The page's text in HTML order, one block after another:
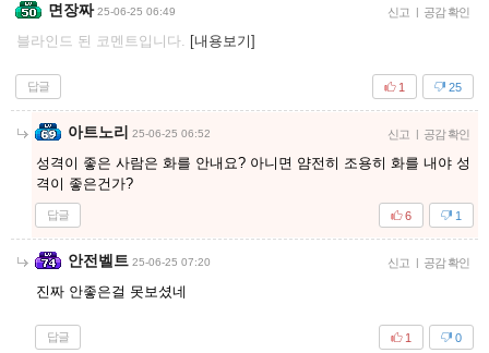
면장짜 25-06-25 06:49 신고 | 공감 확인
블라인드 된 코멘트입니다. [내용보기]
답글 25
1
아트노리 25-06-25 06:52 신고 | 공감 확인
성격이 좋은 사람은 화를 안내요? 아니면 얌전히 조용히 화를 내야 성
격이 좋은건가?
답글 1
6
안전벨트 25-06-25 07:20 신고 | 공감 확인
진짜 안좋은걸 못보셨네
답글 0
1